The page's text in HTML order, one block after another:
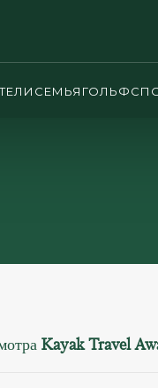
СЕМЬЯ ГОЛЬФ
Kayak Travel